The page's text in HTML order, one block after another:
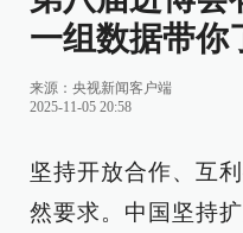
一组数据带你
来源： 央视新闻客户端
2025-11-05 20:58
坚持开放合作、互
然要求。中国坚持